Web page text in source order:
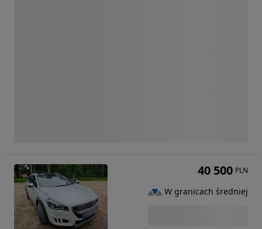
40 500 PLN
W granicach średniej